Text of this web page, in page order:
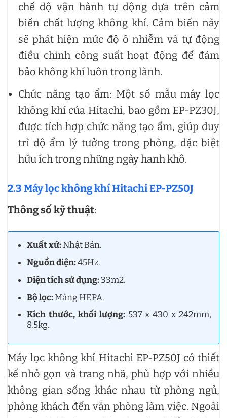
chế độ vận hành tự động dựa trên cảm
biến chất lượng không khí. Cảm biến này
sẽ phát hiện mức độ ô nhiễm và tự động
điều chỉnh công suất hoạt động để đảm
bảo không khí luôn trong lành.
Chức năng tạo ẩm: Một số mẫu máy lọc
không khí của Hitachi, bao gồm EP-PZ30J,
được tích hợp chức năng tạo ẩm, giúp duy
trì độ ẩm lý tưởng trong phòng, đặc biệt
hữu ích trong những ngày hanh khô.
2.3 Máy lọc không khí Hitachi EP-PZ50J
Thông số kỹ thuật:
Xuất xứ:Nhật Bản.
Nguồn điện:45Hz.
Diện tích sử dụng:33m2.
Bộ lọc:Màng HEPA.
Kích thước, khối lượng:537 x 430 x 242mm,
8.5kg.
Máy lọc không khí Hitachi EP-PZ50J có thiết
kế nhỏ gọn và trang nhã, phù hợp với nhiều
không gian sống khác nhau từ phòng ngủ,
phòng khách đến văn phòng làm việc. Ngoài